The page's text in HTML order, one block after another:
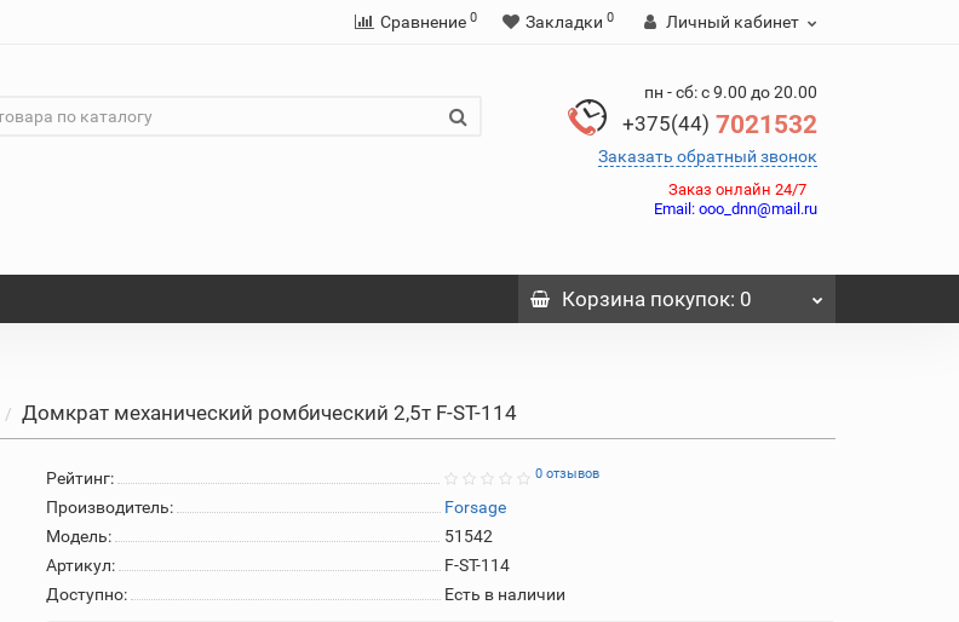
Сравнение 0 Закладки 0 Личный кабинет
пн - сб: с 9.00 до 20.00
+375(44) 7021532
Заказать обратный звонок
Заказ онлайн 24/7
Email: ooo_dnn@mail.ru
Корзинапокупок: 0
Домкрат механический ромбический 2,5т F-ST-114
Рейтинг: 0 отзывов
Производитель:
Forsage
Модель:
51542
Артикул:
F-ST-114
Доступно:
Есть в наличии